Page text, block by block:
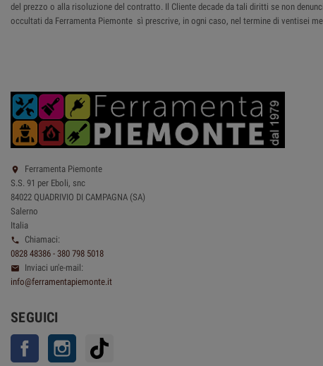
del prezzo o alla risoluzione del contratto. Il Cliente decade da tali diritti se non
occultati da Ferramenta Piemonte sì prescrive, in ogni caso, nel termine di ventisei

Ferramenta Piemonte
S.S. 91 per Eboli, snc
84022 QUADRIVIO DI CAMPAGNA (SA)
Salerno
Italia

Chiamaci:
0828 48386 - 380 798 5018

Inviaci un'e-mail:
info@ferramentapiemonte.it
SEGUICI
Facebook Instagram